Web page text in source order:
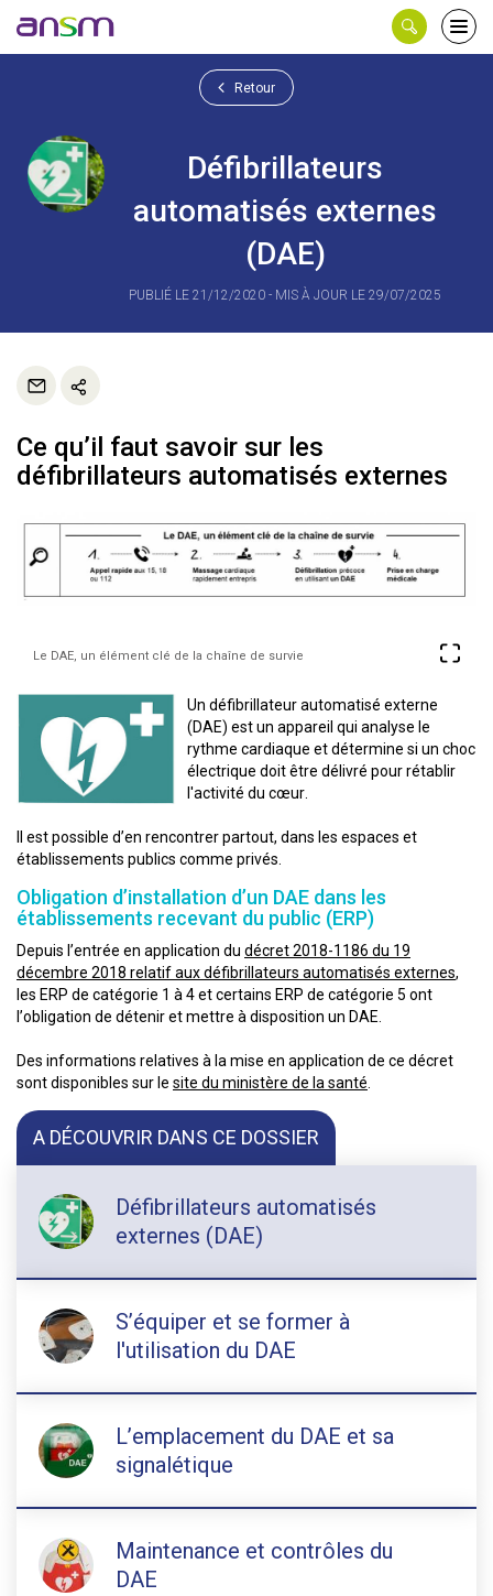
le
Retour
Défibrillateurs
automatisés externes
(DAE)
PUBLIÉ LE 21/12/2020 - MIS À JOUR LE 29/07/2025
Ce qu’il faut savoir sur les
défibrillateurs automatisés externes
Le DAE, un élément clé de la chaîne de survie
Un défibrillateur automatisé externe
(DAE) est un appareil qui analyse le
rythme cardiaque et détermine si un choc
électrique doit être délivré pour rétablir
l'activité du cœur.
Il est possible d’en rencontrer partout, dans les espaces et
établissements publics comme privés.
Obligation d’installation d’un DAE dans les
établissements recevant du public (ERP)
Depuis l’entrée en application du décret 2018-1186 du 19
décembre 2018 relatif aux défibrillateurs automatisés externes,
les ERP de catégorie 1 à 4 et certains ERP de catégorie 5 ont
l’obligation de détenir et mettre à disposition un DAE.
Des informations relatives à la mise en application de ce décret
sont disponibles sur le site du ministère de la santé
A DÉCOUVRIR DANS CE DOSSIER
Défibrillateurs automatisés
externes (DAE)
S’équiper et se former à
l'utilisation du DAE
L’emplacement du DAE et sa
signalétique
Maintenance et contrôles du
DAE